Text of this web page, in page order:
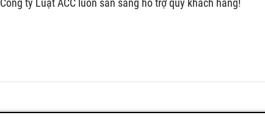
ty Luật ACC luôn sẵn sàng hỗ trợ quý khách hàng!